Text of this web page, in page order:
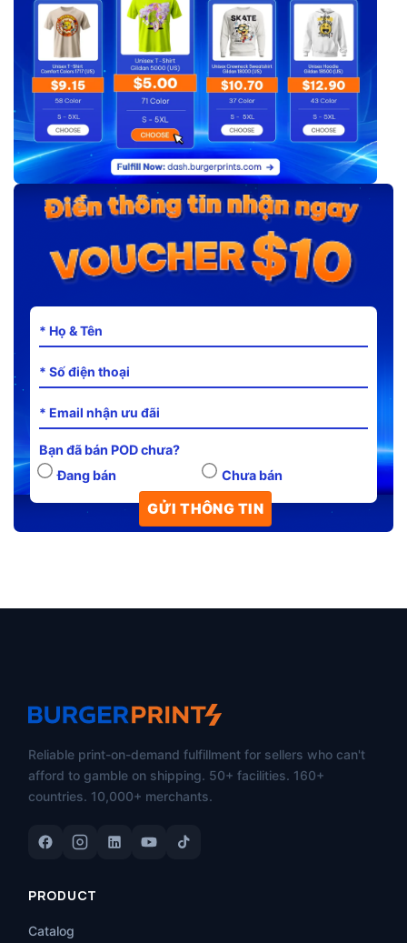
Bạn đã bán POD chưa?
Đang bán
Chưa bán
Reliable print-on-demand fulfillment for sellers who can't
afford to gamble on shipping. 50+ facilities. 160+
countries. 10,000+ merchants.
PRODUCT
Catalog